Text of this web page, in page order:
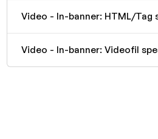
Video - In-banner: HTML/Tag
Video - In-banner: Videofil